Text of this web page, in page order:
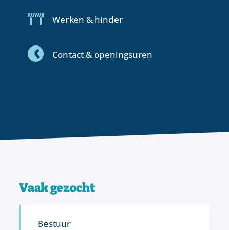
Werken & hinder
Contact & openingsuren
Vaak gezocht
Bestuur